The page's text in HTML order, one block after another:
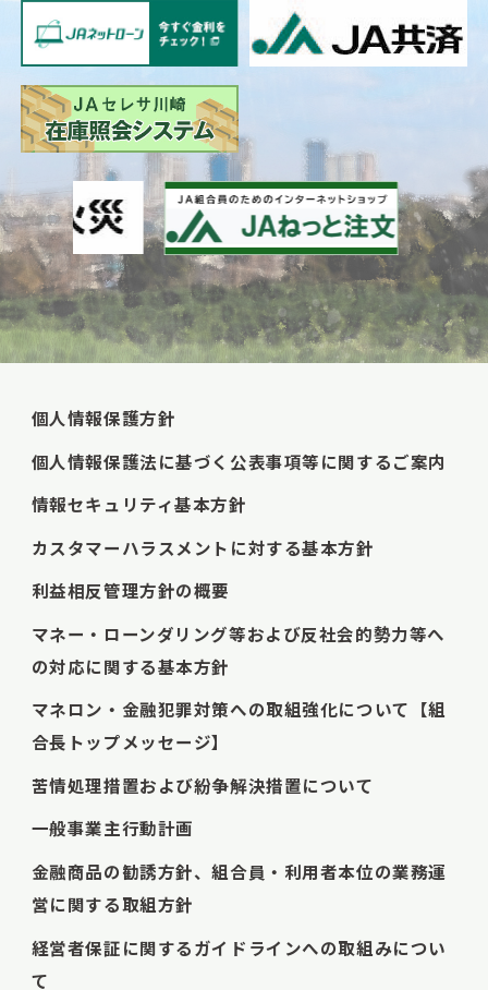
個人情報保護方針
個人情報保護法に基づく公表事項等に関するご案内
情報セキュリティ基本方針
カスタマーハラスメントに対する基本方針
利益相反管理方針の概要
マネー・ローンダリング等および反社会的勢力等へ
の対応に関する基本方針
マネロン・金融犯罪対策への取組強化について【組
合長トップメッセージ】
苦情処理措置および紛争解決措置について
一般事業主行動計画
金融商品の勧誘方針、組合員・利用者本位の業務運
営に関する取組方針
経営者保証に関するガイドラインへの取組みについ
て